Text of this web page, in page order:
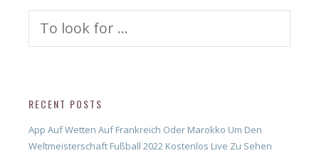
RECENT POSTS
App Auf Wetten Auf Frankreich Oder Marokko Um Den
Weltmeisterschaft Fußball 2022 Kostenlos Live Zu Sehen